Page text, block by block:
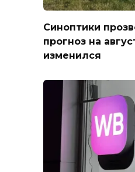
Синоптики
прогноз на
изменился